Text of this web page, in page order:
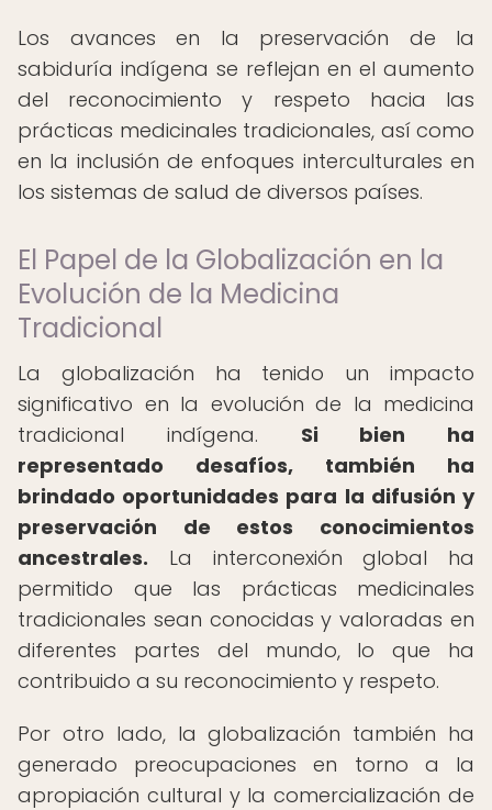
Los avances en la preservación de la
sabiduría indígena se reflejan en el aumento
del reconocimiento y respeto hacia las
prácticas medicinales tradicionales, así como
en la inclusión de enfoques interculturales en
los sistemas de salud de diversos países.
El Papel de la Globalización en la
Evolución de la Medicina
Tradicional
La globalización ha tenido un impacto
significativo en la evolución de la medicina
tradicional indígena. Si bien ha
representado desafíos, también ha
brindado oportunidades para la difusión y
preservación de estos conocimientos
ancestrales. La interconexión global ha
permitido que las prácticas medicinales
tradicionales sean conocidas y valoradas en
diferentes partes del mundo, lo que ha
contribuido a su reconocimiento y respeto.
Por otro lado, la globalización también ha
generado preocupaciones en torno a la
apropiación cultural y la comercialización de